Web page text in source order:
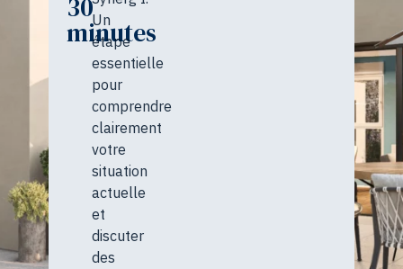
30
minutes
Un
étape
essentielle
pour
comprendre
clairement
votre
situation
actuelle
et
discuter
des